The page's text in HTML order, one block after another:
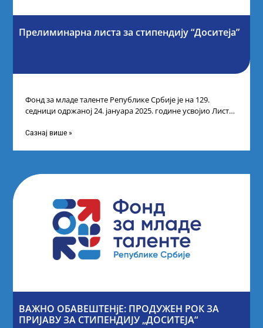
Прелиминарна листа за стипендију “Доситеја”
Фонд за младе таленте Републике Србије је на 129.
седници одржаној 24. јануара 2025. године усвојио Листу
Сазнај више »
ВАЖНО ОБАВЕШТЕНјЕ: ПРОДУЖЕН РОК ЗА
ПРИЈАВУ ЗА СТИПЕНДИЈУ „ДОСИТЕЈА“